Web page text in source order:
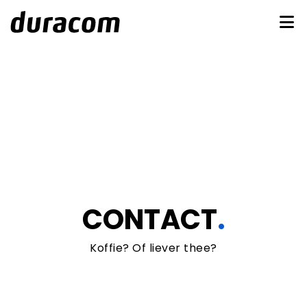
CONTACT.
Koffie? Of liever thee?